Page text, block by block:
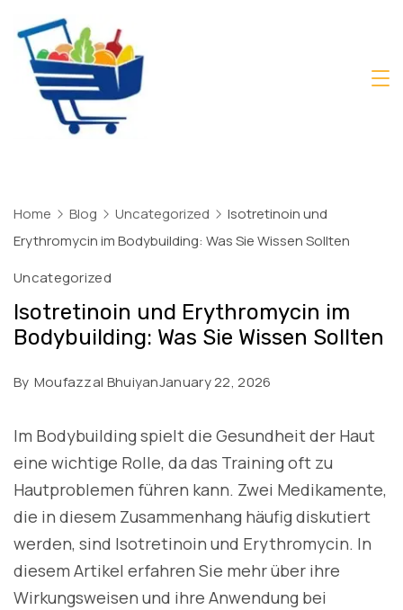
content
Home Blog Uncategorized
Isotretinoin und
Erythromycin im Bodybuilding: Was Sie Wissen Sollten
Uncategorized
Isotretinoin und Erythromycin im
Bodybuilding: Was Sie Wissen Sollten
By Moufazzal BhuiyanJanuary 22, 2026
Im Bodybuilding spielt die Gesundheit der Haut
eine wichtige Rolle, da das Training oft zu
Hautproblemen führen kann. Zwei Medikamente,
die in diesem Zusammenhang häufig diskutiert
werden, sind Isotretinoin und Erythromycin. In
diesem Artikel erfahren Sie mehr über ihre
Wirkungsweisen und ihre Anwendung bei